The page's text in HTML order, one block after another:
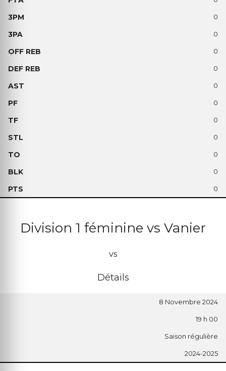
0
0
0
0
0
0
0
0
0
0
0
Division 1 féminine vs Vanier
vs
Détails
8 Novembre 2024
19 h 00
Saison régulière
2024-2025